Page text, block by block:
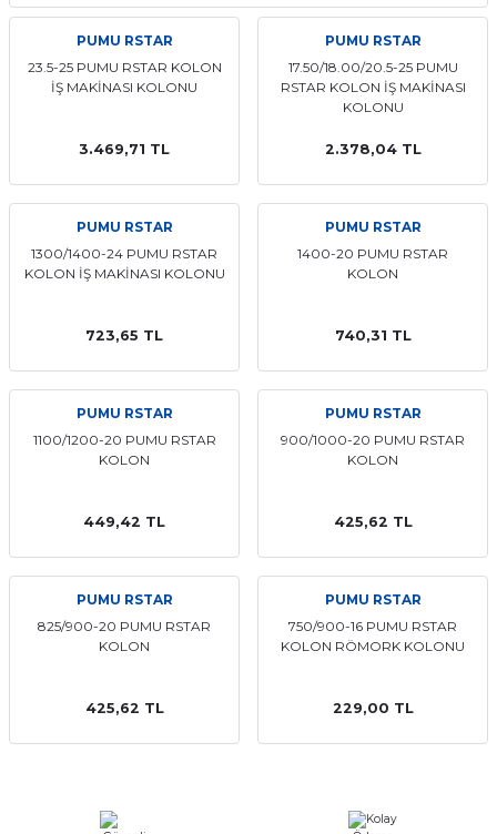
PUMU RSTAR
23.5-25 PUMU RSTAR KOLON
İŞ MAKİNASI KOLONU
3.469,71 TL
PUMU RSTAR
17.50/18.00/20.5-25 PUMU
RSTAR KOLON İŞ MAKİNASI
KOLONU
2.378,04 TL
PUMU RSTAR
1300/1400-24 PUMU RSTAR
KOLON İŞ MAKİNASI KOLONU
723,65 TL
PUMU RSTAR
1400-20 PUMU RSTAR
KOLON
740,31 TL
PUMU RSTAR
1100/1200-20 PUMU RSTAR
KOLON
449,42 TL
PUMU RSTAR
900/1000-20 PUMU RSTAR
KOLON
425,62 TL
PUMU RSTAR
825/900-20 PUMU RSTAR
KOLON
425,62 TL
PUMU RSTAR
750/900-16 PUMU RSTAR
KOLON RÖMORK KOLONU
229,00 TL